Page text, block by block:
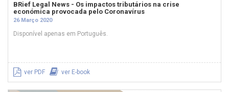
BRief Legal News - Os impactos tributários na crise
económica provocada pelo Coronavírus
26 Março 2020
Disponível apenas em Português.
ver PDF ver E-book